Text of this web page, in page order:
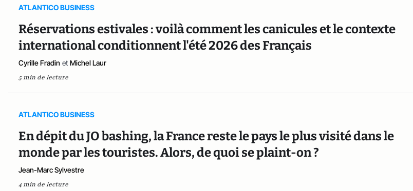
ATLANTICO BUSINESS
Réservations estivales : voilà comment les canicules et le contexte
international conditionnent l'été 2026 des Français
Cyrille Fradin et Michel Laur
5 min de lecture
ATLANTICO BUSINESS
En dépit du JO bashing, la France reste le pays le plus visité dans le
monde par les touristes. Alors, de quoi se plaint-on ?
Jean-Marc Sylvestre
4 min de lecture